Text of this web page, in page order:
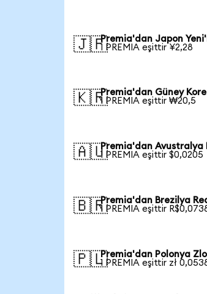
🇯🇵Premia'dan Japon
1 PREMIA eşittir ¥2,28
🇰🇷Premia'dan Güney
1 PREMIA eşittir ₩20,5
🇦🇺Premia'dan Avustralya
1 PREMIA eşittir $0,0205
🇧🇷Premia'dan Brezilya
1 PREMIA eşittir
🇵🇱Premia'dan Polonya
1 PREMIA eşittir zł